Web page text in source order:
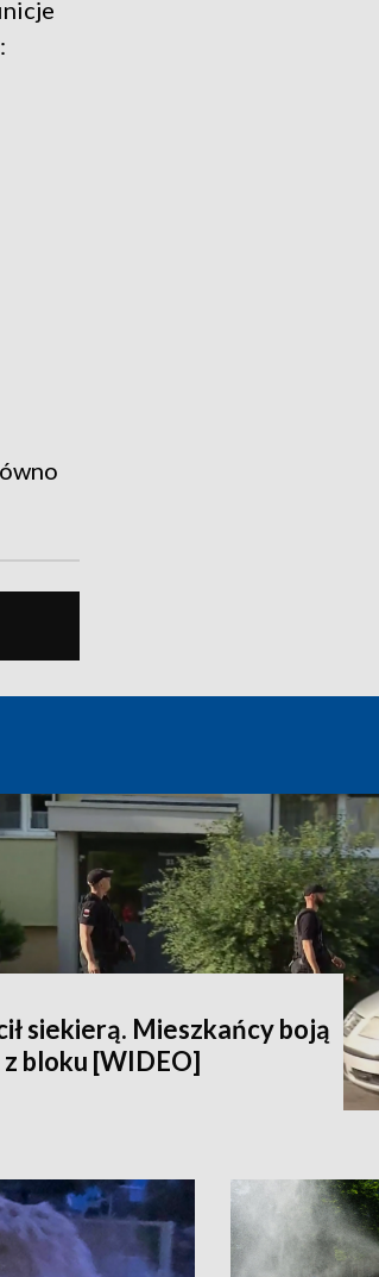
siekierą. Mieszkańcy boją
bloku [WIDEO]